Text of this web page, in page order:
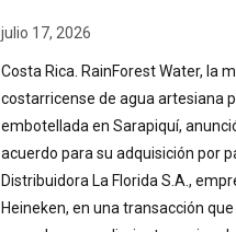
julio 17, 2026
Costa Rica. RainForest Water, la
costarricense de agua artesiana
embotellada en Sarapiquí,
acuerdo para su adquisición por
Distribuidora La Florida S.A.,
Heineken, en una transacción